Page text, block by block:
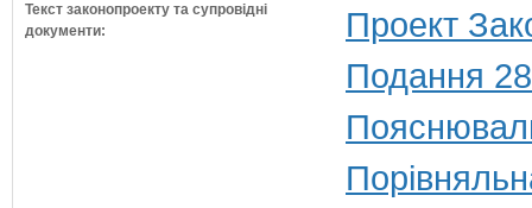
Текст законопроекту та супровідні
документи:
Проект
Подання